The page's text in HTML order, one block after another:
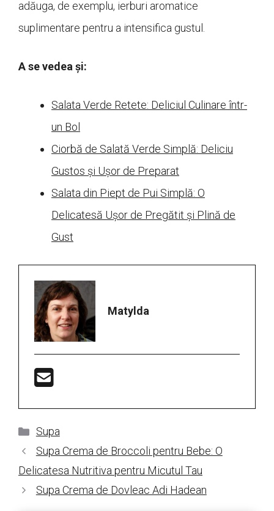
adăuga, de exemplu, ierburi aromatice
suplimentare pentru a intensifica gustul.
A se vedea și:
Salata Verde Retete: Deliciul Culinare într-
un Bol
Ciorbă de Salată Verde Simplă: Deliciu
Gustos și Ușor de Preparat
Salata din Piept de Pui Simplă: O
Delicatesă Ușor de Pregătit și Plină de
Gust
Matylda
Categorii
Supa
Supa Crema de Broccoli pentru Bebe: O
Delicatesa Nutritiva pentru Micutul Tau
Supa Crema de Dovleac Adi Hadean